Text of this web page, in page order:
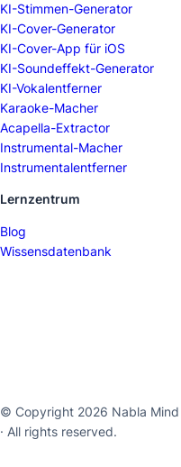
KI-Stimmen-Generator
KI-Cover-Generator
KI-Cover-App für iOS
KI-Soundeffekt-Generator
KI-Vokalentferner
Karaoke-Macher
Acapella-Extractor
Instrumental-Macher
Instrumentalentferner
Lernzentrum
Blog
Wissensdatenbank
© Copyright 2026 Nabla Mind
· All rights reserved.